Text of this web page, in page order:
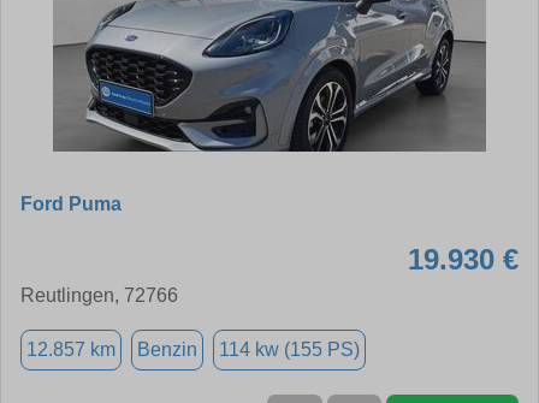
Ford Puma
19.930 €
Reutlingen, 72766
12.857 km Benzin 114 kw (155 PS)